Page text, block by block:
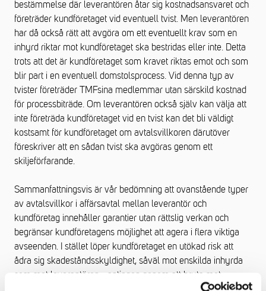
bestämmelse där leverantören åtar sig kostnadsansvaret och
företräder kundföretaget vid eventuell tvist. Men leverantören
har då också rätt att avgöra om ett eventuellt krav som en
inhyrd riktar mot kundföretaget ska bestridas eller inte. Detta
trots att det är kundföretaget som kravet riktas emot och som
blir part i en eventuell domstolsprocess. Vid denna typ av
tvister företräder TMFsina medlemmar utan särskild kostnad
för processbiträde. Om leverantören också själv kan välja att
inte företräda kundföretaget vid en tvist kan det bli väldigt
kostsamt för kundföretaget om avtalsvillkoren därutöver
föreskriver att en sådan tvist ska avgöras genom ett
skiljeförfarande.
Sammanfattningsvis är vår bedömning att ovanstående typer
av avtalsvillkor i affärsavtal mellan leverantör och
kundföretag innehåller garantier utan rättslig verkan och
begränsar kundföretagens möjlighet att agera i flera viktiga
avseenden. I stället löper kundföretaget en utökad risk att
ådra sig skadeståndsskyldighet, såväl mot enskilda inhyrda
som mot leverantören - antingen genom att bryta mot